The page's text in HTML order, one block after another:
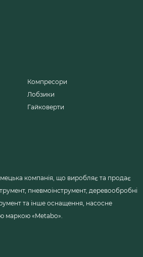
Компресори
Лобзики
Гайковерти
компанія, що виробляє та продає
пневмоінструмент, деревообробні
та інше оснащення, насосне
маркою «Metabo».